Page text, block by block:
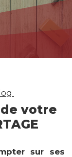
votre
sur ses